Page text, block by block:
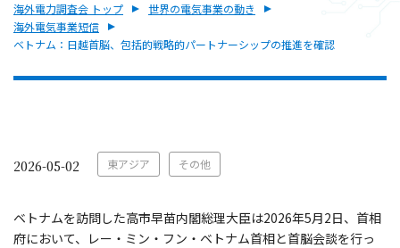
海外電力調査会 トップ
世界の電気事業の動き
海外電気事業短信
ベトナム：日越首脳、包括的戦略的パートナーシップの推進を確認
2026-05-02 東アジア その他
ベトナムを訪問した高市早苗内閣総理大臣は2026年5月2日、首相
府において、レー・ミン・フン・ベトナム首相と首脳会談を行っ